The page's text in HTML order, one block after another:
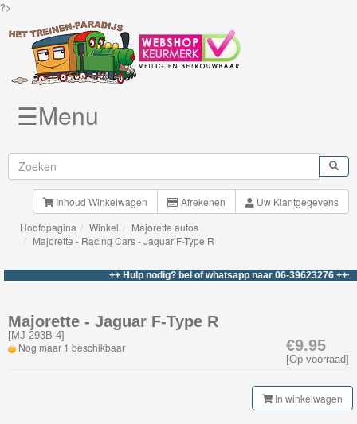
?>
Brio
Treinen
BigJigs
&
Road
Märklin
☰Menu
Inhoud Winkelwagen Afrekenen
Uw Klantgegevens
Hoofdpagina
Winkel
Majorette autos
Majorette - Racing Cars - Jaguar F-Type R
++ Hulp nodig? bel of whatsapp naar 06-39623276 +++
€9.95
[Op voorraad]
Majorette - Jaguar F-Type R
[MJ 293B-4]
Nog maar 1 beschikbaar
In winkelwagen